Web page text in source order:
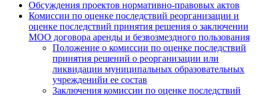
Обсуждения проектов нормативно-правовых актов
Комиссии по оценке последствий реорганизации и
оценке последствий принятия решения о заключении
МОО договора аренды и безвозмездного пользования
Положение о комиссии по оценке последствий
принятия решений о реорганизации или
ликвидации муниципальных образовательных
учрежденийи ее состав
Заключения комиссии по оценке последствий